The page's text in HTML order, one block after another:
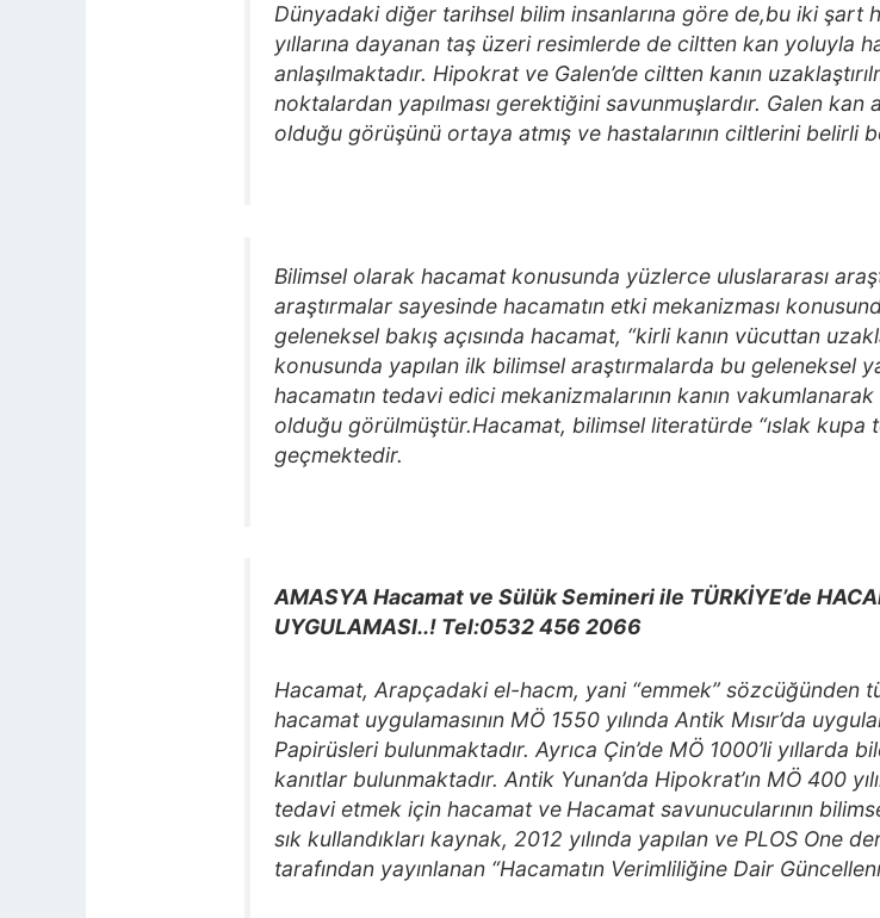
Dünyadaki diğer tarihsel bilim insanlarına göre de,bu iki şart
yıllarına dayanan taş üzeri resimlerde de ciltten kan yoluyla
anlaşılmaktadır. Hipokrat ve Galen’de ciltten kanın
noktalardan yapılması gerektiğini savunmuşlardır. Galen kan
olduğu görüşünü ortaya atmış ve hastalarının ciltlerini belirli
Bilimsel olarak hacamat konusunda yüzlerce uluslararası
araştırmalar sayesinde hacamatın etki mekanizması
geleneksel bakış açısında hacamat, “kirli kanın vücuttan
konusunda yapılan ilk bilimsel araştırmalarda bu geleneksel
hacamatın tedavi edici mekanizmalarının kanın
olduğu görülmüştür.Hacamat, bilimsel literatürde “ıslak
geçmektedir.
AMASYA Hacamat ve Sülük Semineri ile TÜRKİYE’de
UYGULAMASI..! Tel:0532 456 2066
Hacamat, Arapçadaki el-hacm, yani “emmek” sözcüğünden
hacamat uygulamasının MÖ 1550 yılında Antik Mısır’da
Papirüsleri bulunmaktadır. Ayrıca Çin’de MÖ 1000’li yıllarda
kanıtlar bulunmaktadır. Antik Yunan’da Hipokrat’ın MÖ 400
tedavi etmek için hacamat veHacamat savunucularının
sık kullandıkları kaynak, 2012 yılında yapılan ve PLOS One
tarafından yayınlanan “Hacamatın Verimliliğine Dair